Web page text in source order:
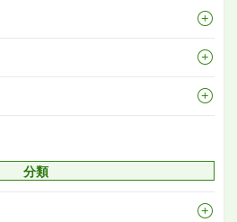
分類